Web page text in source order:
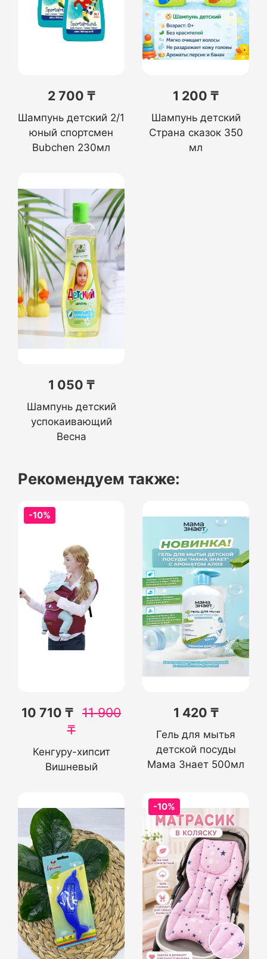
2 700 ₸
Шампунь детский 2/1
юный спортсмен
Bubchen 230мл
1 200 ₸
Шампунь детский
Страна сказок 350
мл
1 050 ₸
Шампунь детский
успокаивающий
Весна
Рекомендуем также:
-10%
10 710 ₸ 11 900
₸
Кенгуру-хипсит
Вишневый
1 420 ₸
Гель для мытья
детской посуды
Мама Знает 500мл
-10%